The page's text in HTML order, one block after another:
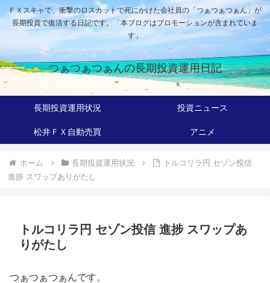
ＦＸスキャで、衝撃のロスカットで死にかけた会社員の「つぁつぁつぁん」が
長期投資で復活する日記です。「本ブログはプロモーションが含まれていま
す」
つぁつぁつぁんの長期投資運用日記
長期投資運用状況 投資ニュース
松井ＦＸ自動売買 アニメ
ホーム 長期投資運用状況
トルコリラ円 セゾン投信
進捗 スワップありがたし
トルコリラ円 セゾン投信 進捗 スワップあ
りがたし
つぁつぁつぁんです。